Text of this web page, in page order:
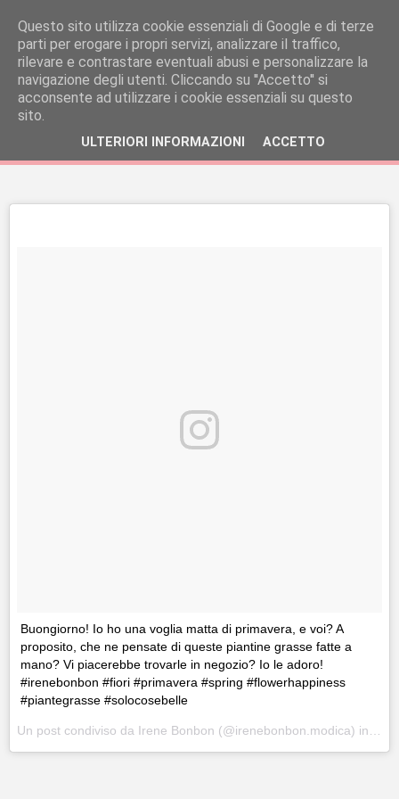
Buongiorno! Io ho una voglia matta di primavera, e voi? A
proposito, che ne pensate di queste piantine grasse fatte a
mano? Vi piacerebbe trovarle in negozio? Io le adoro!
#irenebonbon #fiori #primavera #spring #flowerhappiness
#piantegrasse #solocosebelle
Un post condiviso da Irene Bonbon (@irenebonbon.modica) in data:
Questo sito utilizza cookie essenziali di Google e di terze
parti per erogare i propri servizi, analizzare il traffico,
rilevare e contrastare eventuali abusi e personalizzare la
navigazione degli utenti. Cliccando su ''Accetto'' si
acconsente ad utilizzare i cookie essenziali su questo
sito.
ULTERIORI INFORMAZIONI ACCETTO